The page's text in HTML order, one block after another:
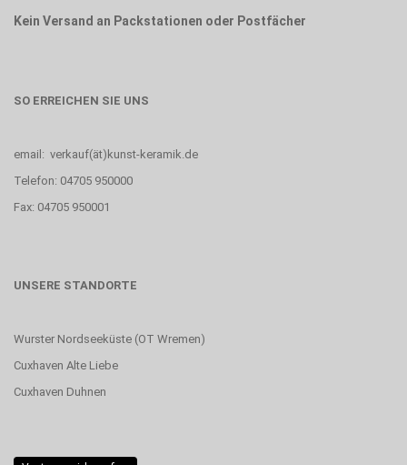
Kein Versand an Packstationen oder Postfächer
SO ERREICHEN SIE UNS
email: verkauf(ät)kunst-keramik.de
Telefon: 04705 950000
Fax: 04705 950001
UNSERE STANDORTE
Wurster Nordseeküste (OT Wremen)
Cuxhaven Alte Liebe
Cuxhaven Duhnen